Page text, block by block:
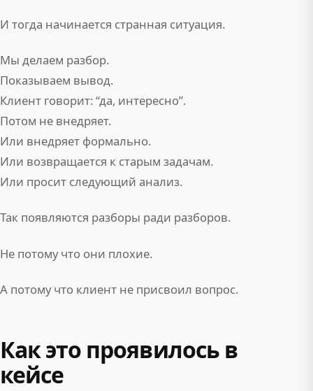
И тогда начинается странная ситуация.
Мы делаем разбор.
Показываем вывод.
Клиент говорит: “да, интересно”.
Потом не внедряет.
Или внедряет формально.
Или возвращается к старым задачам.
Или просит следующий анализ.
Так появляются разборы ради разборов.
Не потому что они плохие.
А потому что клиент не присвоил вопрос.
Как это проявилось в
кейсе